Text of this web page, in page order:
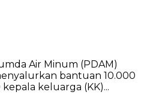
Air Minum (PDAM)
bantuan 10.000
keluarga (KK)...